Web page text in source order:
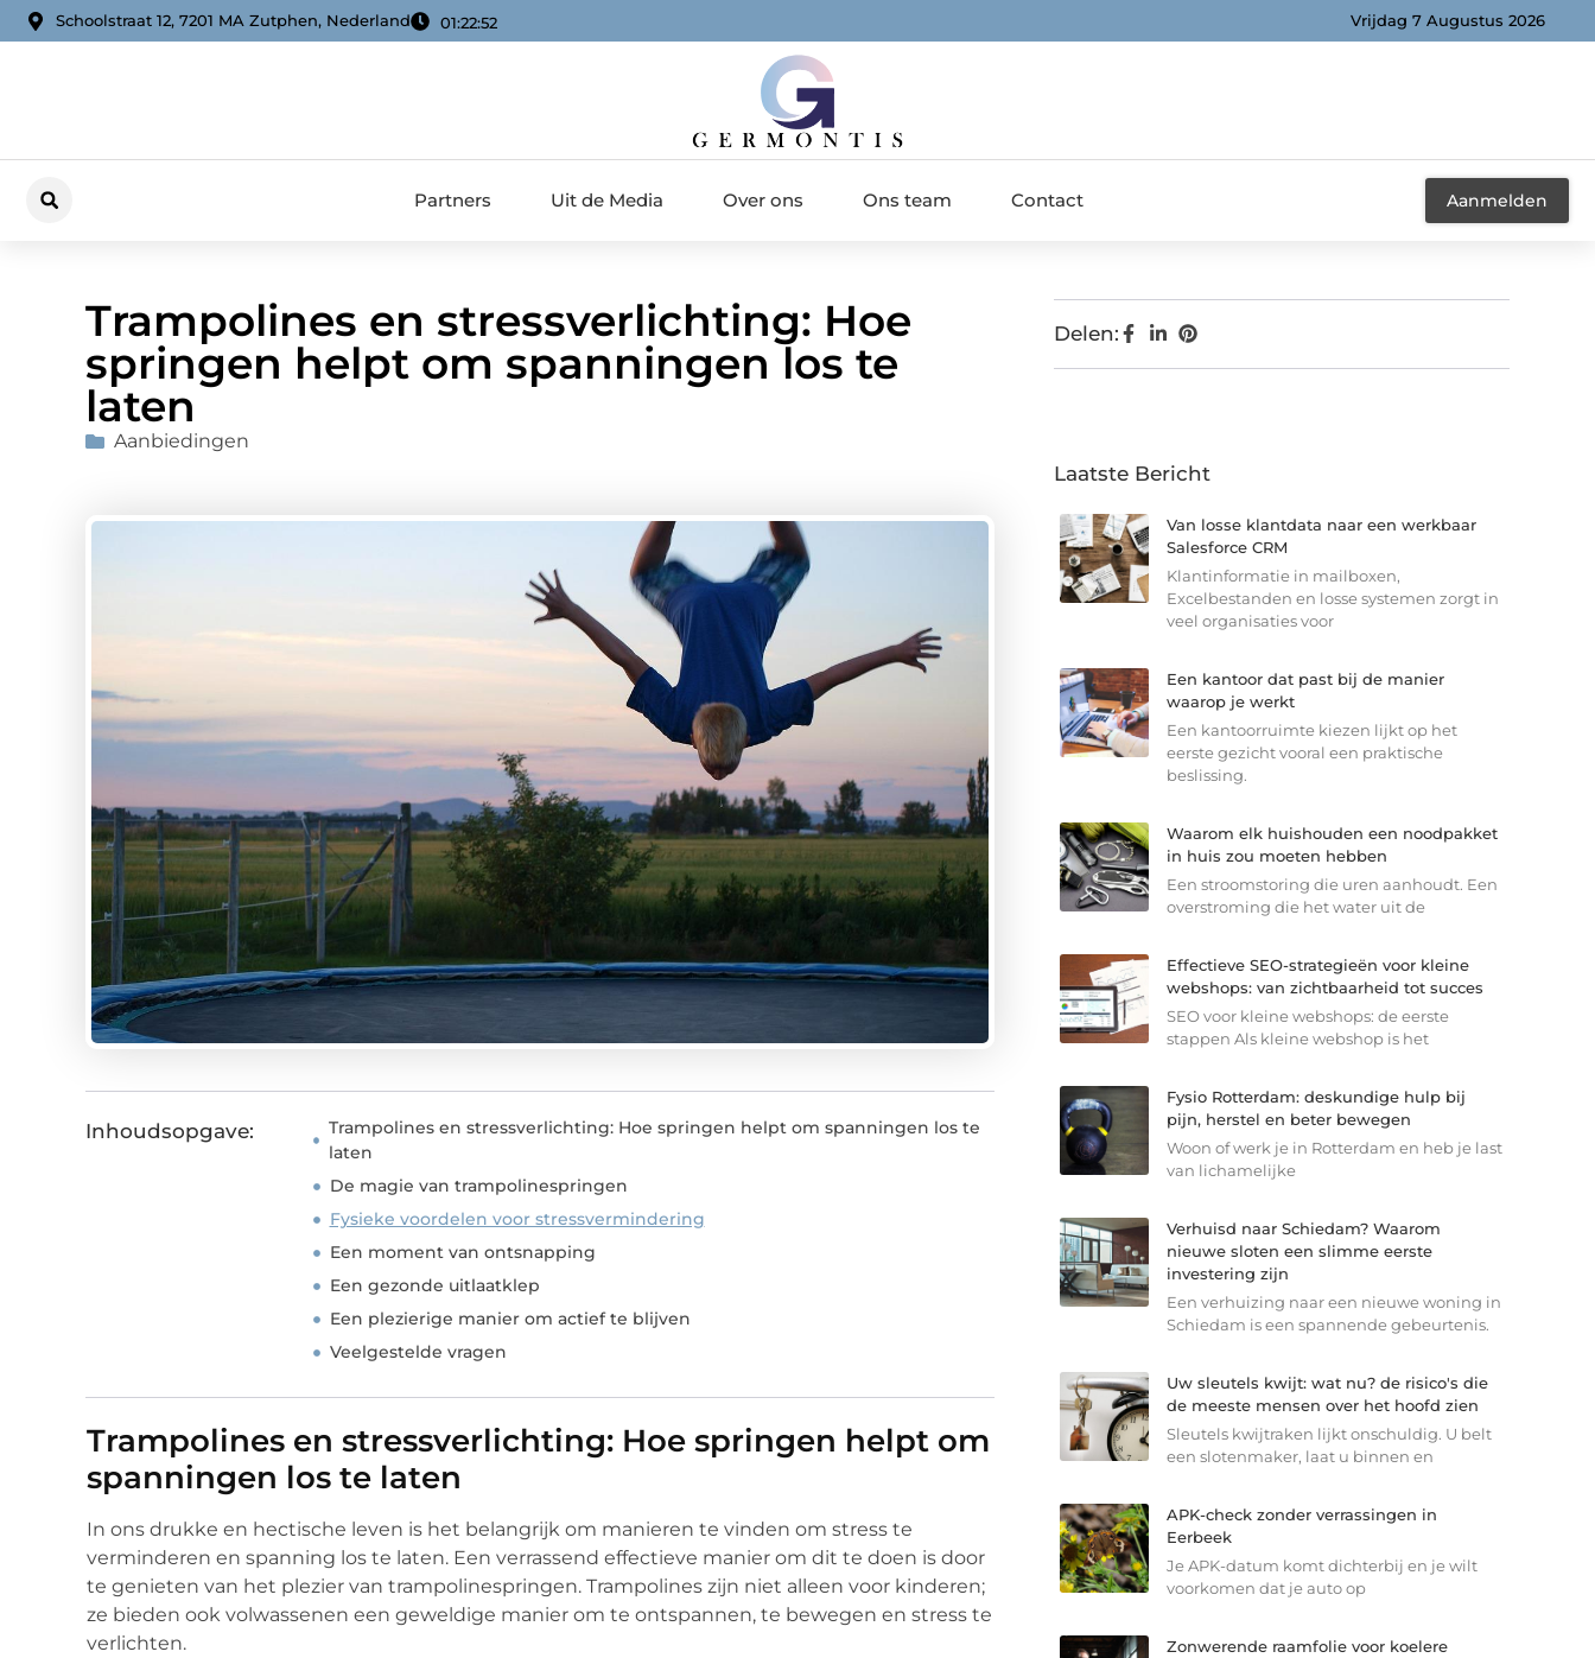
Schoolstraat 12, 7201 MA Zutphen, Nederland 01:22:54 Vrijdag 7 Augustus 2026
Partners Uit de Media Over ons Ons team Contact Aanmelden
Trampolines en stressverlichting: Hoe
springen helpt om spanningen los te
laten
Aanbiedingen
Inhoudsopgave:
Trampolines en stressverlichting: Hoe springen helpt om spanningen los te
laten
De magie van trampolinespringen
Fysieke voordelen voor stressvermindering
Een moment van ontsnapping
Een gezonde uitlaatklep
Een plezierige manier om actief te blijven
Veelgestelde vragen
Trampolines en stressverlichting: Hoe springen helpt om
spanningen los te laten
In ons drukke en hectische leven is het belangrijk om manieren te vinden om stress te
verminderen en spanning los te laten. Een verrassend effectieve manier om dit te doen is door
te genieten van het plezier van trampolinespringen. Trampolines zijn niet alleen voor kinderen;
ze bieden ook volwassenen een geweldige manier om te ontspannen, te bewegen en stress te
verlichten.
Delen:
Laatste Bericht
Van losse klantdata naar een werkbaar
Salesforce CRM
Klantinformatie in mailboxen,
Excelbestanden en losse systemen zorgt in
veel organisaties voor
Een kantoor dat past bij de manier
waarop je werkt
Een kantoorruimte kiezen lijkt op het
eerste gezicht vooral een praktische
beslissing.
Waarom elk huishouden een noodpakket
in huis zou moeten hebben
Een stroomstoring die uren aanhoudt. Een
overstroming die het water uit de
Effectieve SEO-strategieën voor kleine
webshops: van zichtbaarheid tot succes
SEO voor kleine webshops: de eerste
stappen Als kleine webshop is het
Fysio Rotterdam: deskundige hulp bij
pijn, herstel en beter bewegen
Woon of werk je in Rotterdam en heb je last
van lichamelijke
Verhuisd naar Schiedam? Waarom
nieuwe sloten een slimme eerste
investering zijn
Een verhuizing naar een nieuwe woning in
Schiedam is een spannende gebeurtenis.
Uw sleutels kwijt: wat nu? de risico's die
de meeste mensen over het hoofd zien
Sleutels kwijtraken lijkt onschuldig. U belt
een slotenmaker, laat u binnen en
APK-check zonder verrassingen in
Eerbeek
Je APK-datum komt dichterbij en je wilt
voorkomen dat je auto op
Zonwerende raamfolie voor koelere